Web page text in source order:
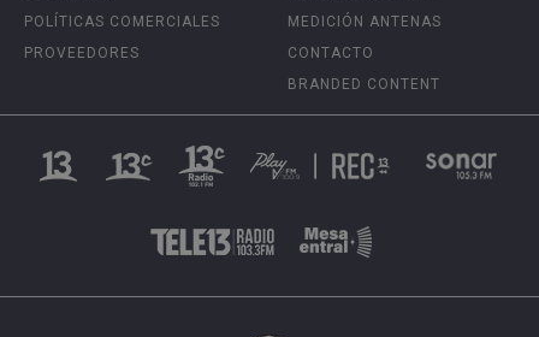
POLÍTICAS COMERCIALES
PROVEEDORES
MEDICIÓN ANTENAS
CONTACTO
BRANDED CONTENT